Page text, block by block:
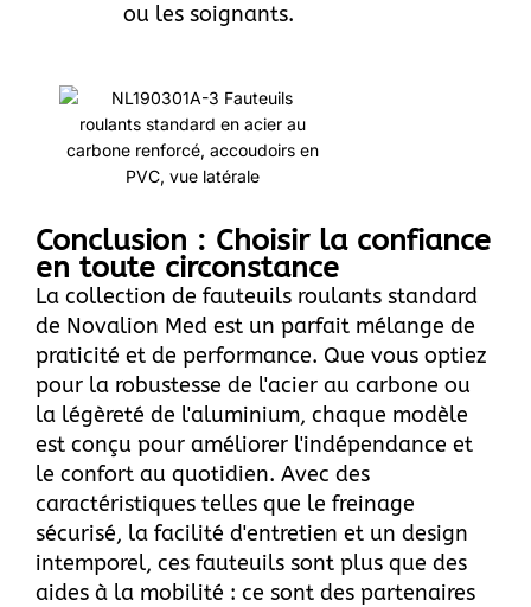
ou les soignants.
Conclusion : Choisir la confiance
en toute circonstance
La collection de fauteuils roulants standard
de Novalion Med est un parfait mélange de
praticité et de performance. Que vous optiez
pour la robustesse de l'acier au carbone ou
la légèreté de l'aluminium, chaque modèle
est conçu pour améliorer l'indépendance et
le confort au quotidien. Avec des
caractéristiques telles que le freinage
sécurisé, la facilité d'entretien et un design
intemporel, ces fauteuils sont plus que des
aides à la mobilité : ce sont des partenaires